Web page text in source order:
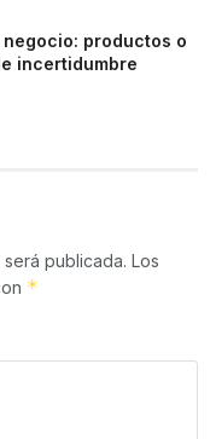
productos o
incertidumbre
publicada. Los
*